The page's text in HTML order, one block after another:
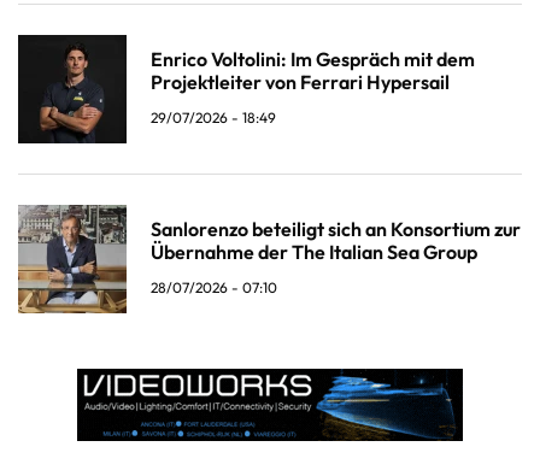
Enrico Voltolini: Im Gespräch mit dem
Projektleiter von Ferrari Hypersail
29/07/2026 - 18:49
Sanlorenzo beteiligt sich an Konsortium zur
Übernahme der The Italian Sea Group
28/07/2026 - 07:10